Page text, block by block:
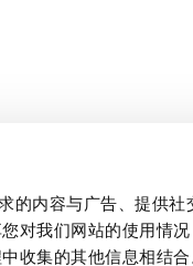
的内容与广告、提供
对我们网站的使用情
收集的其他信息相结合